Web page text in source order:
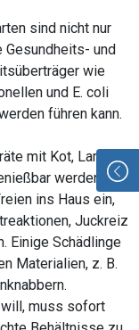
sind nicht nur
Gesundheits- und
wie
und E. coli
führen kann.
mit Kot, Larven
werden.
ins Haus ein,
Juckreiz
Einige Schädlinge
Materialien, z. B.
will, muss sofort